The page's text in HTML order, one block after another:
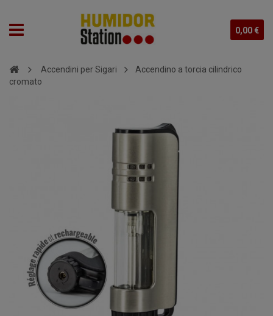
0,00 €
Accendini per Sigari
Accendino a torcia cilindrico
cromato